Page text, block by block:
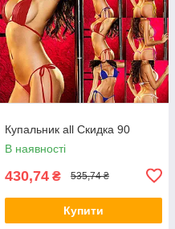
Купальник all Скидка 90
В наявності
430,74 ₴ 535,74 ₴
Купити